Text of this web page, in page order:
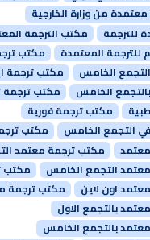
من وزارة الخارجية
للترجمة
مكتب الترجمة
للترجمة المعتمدة
مكتب
الخامس
مكتب ترجمة
الخامس
مكتب
مكتب ترجمة فورية
التجمع الخامس
مكتب
مكتب ترجمة معتمد
التجمع الخامس
مكتب
اون لاين
مكتب ترجمة
بالتجمع الاول
بالتجمع الخامس